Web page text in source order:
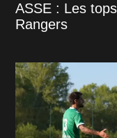
ASSE : Les
Rangers